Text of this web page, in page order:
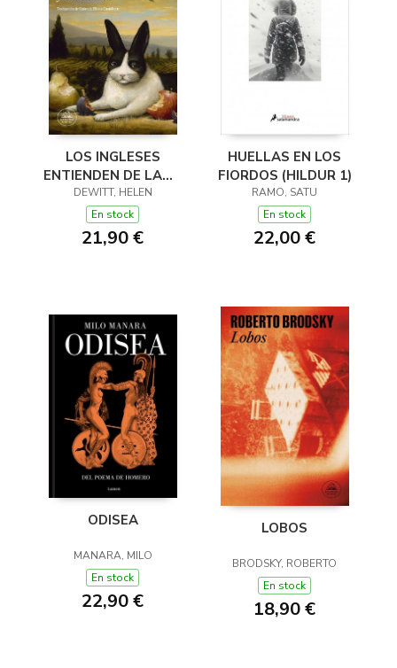
LOS INGLESES
ENTIENDEN DE LANA
(Y OTROS TRUCOS)
DEWITT, HELEN
En stock
21,90 €
HUELLAS EN LOS
FIORDOS (HILDUR 1)
RAMO, SATU
En stock
22,00 €
ODISEA
MANARA, MILO
En stock
22,90 €
LOBOS
BRODSKY, ROBERTO
En stock
18,90 €